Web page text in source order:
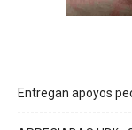
Entregan apoyos